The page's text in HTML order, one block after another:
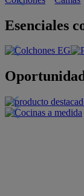
Esenciales